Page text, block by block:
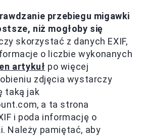
przebiegu migawki
niż mogłoby się
skorzystać z danych EXIF,
o liczbie wykonanych
artykuł po więcej
zdjęcia wystarczy
taką jak
a ta strona
i poda informację o
Należy pamiętać, aby